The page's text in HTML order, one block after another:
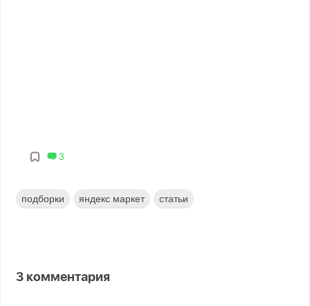
3
подборки яндекс маркет статьи
3 комментария